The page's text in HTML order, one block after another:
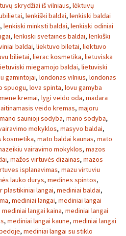
skrydžiai iš vilniaus, lėktuvų
, lenkiški baldai, lenkiski baldai
, lenkiski minksti baldai, lenkiski odiniai
, lenkiski svetaines baldai, lenkiški
baldai, liektuvo biletai, liektuvo
bilietai, lierac kosmetika, lietuviska
miegamojo baldai, lietuviski
gamintojai, londonas vilnius, londonas
spuogu, lova spinta, lovu gamyba
kremai, lygi veido oda, madara
veido kremas, majoru
mano saunioji sodyba, mano sodyba,
mokyklos, masyvo baldai,
kosmetika, mato baldai kaunas, mato
vairavimo mokyklos, mazos
, mažos virtuvės dizainas, mazos
isplanavimas, mazu virtuviu
lauko durys, medines spintos,
plastikiniai langai, mediniai baldai,
, mediniai langai, mediniai langai
mediniai langai kaina, mediniai langai
, mediniai langai kaune, mediniai langai
, mediniai langai su stiklo